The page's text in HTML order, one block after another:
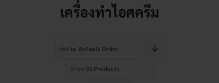
เครื่องทำไอศครีม
Sort by Default Order
Show 50 Products